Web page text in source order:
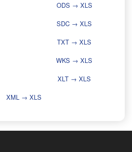
ODS → XLS
SDC → XLS
TXT → XLS
WKS → XLS
XLT → XLS
XML → XLS